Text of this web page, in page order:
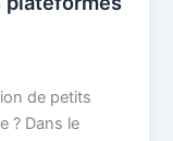
de petits
? Dans le